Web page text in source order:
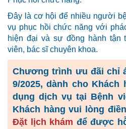
Đây là cơ hội để nhiều người
vụ phục hồi chức năng với
hiện đại và sự đồng hành tận
viên, bác sĩ chuyên khoa.
Chương trình ưu đãi chỉ
9/2025, dành cho
dụng dịch vụ tại Bệnh
Khách hàng vui lòng
Đặt lịch khám để được